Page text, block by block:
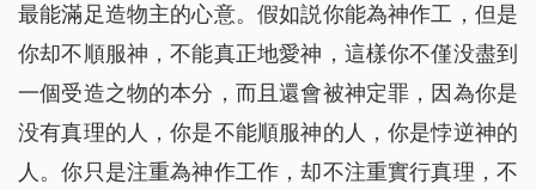
最能滿足造物主的心意。假如説你能為神作工，但是
你却不順服神，不能真正地愛神，這樣你不僅没盡到
一個受造之物的本分，而且還會被神定罪，因為你是
没有真理的人，你是不能順服神的人，你是悖逆神的
人。你只是注重為神作工作，却不注重實行真理，不